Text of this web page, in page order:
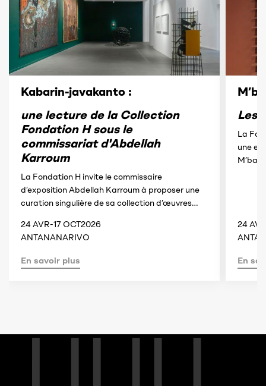
Kabarin-javakanto :
une lecture de la Collection
Fondation H sous le
commissariat d'Abdellah
Karroum
La Fondation H invite le commissaire
d’exposition Abdellah Karroum à proposer une
curation singulière de sa collection d’œuvres
culture malgache.
24 AVR-17 OCT2026
ANTANANARIVO
En savoir plus
Les
La
une
24
En